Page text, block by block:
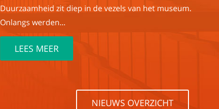
Duurzaamheid zit diep in de vezels van het museum.
Onlangs werden...
LEES MEER
NIEUWS OVERZICHT